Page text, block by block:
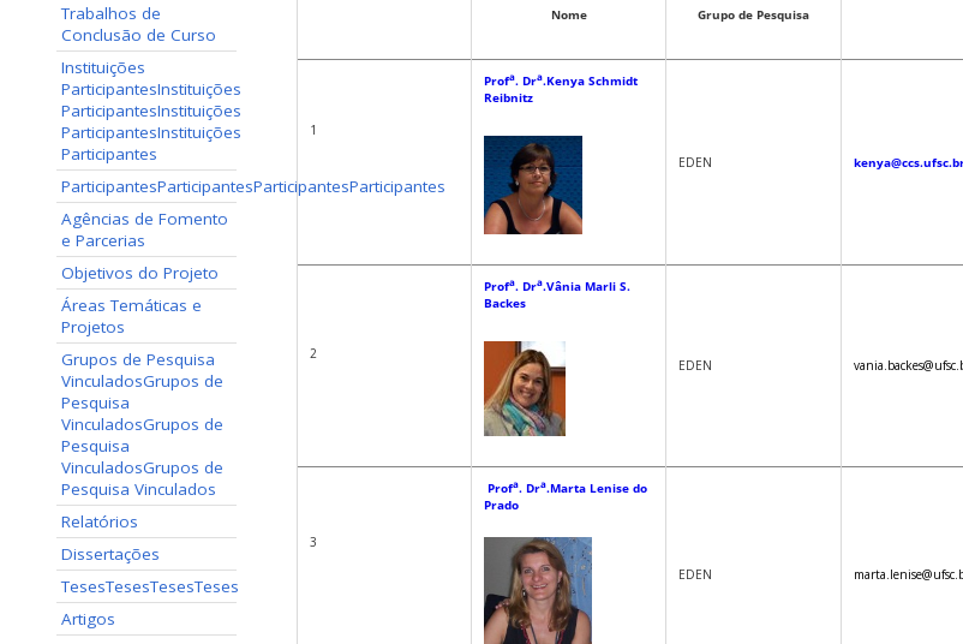
Trabalhos de
Conclusão de Curso
Instituições
ParticipantesInstituições
ParticipantesInstituições
ParticipantesInstituições
Participantes
ParticipantesParticipantesParticipantesParticipantes
Agências de Fomento
e Parcerias
Objetivos do Projeto
Áreas Temáticas e
Projetos
Grupos de Pesquisa
VinculadosGrupos de
Pesquisa
VinculadosGrupos de
Pesquisa
VinculadosGrupos de
Pesquisa Vinculados
Relatórios
Dissertações
TesesTesesTesesTeses
Artigos
Nome Grupo de Pesquisa
1
Profa. Dra.Kenya Schmidt
Reibnitz
EDEN
2
Profa. Dra.Vânia Marli S.
Backes
EDEN
3
Profa. Dra.Marta Lenise do
Prado
EDEN